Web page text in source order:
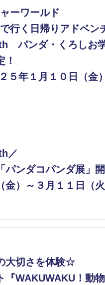
ーワールド
行く日帰りアドベン
パンダ・くろしお学
５年１月１０日（金
／
ンダコパンダ展」開
）～３月１１日（火
大切さを体験☆
『WAKUWAKU！動